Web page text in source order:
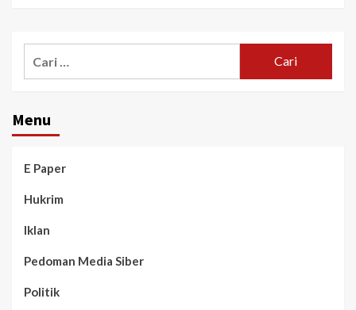
Menu
E Paper
Hukrim
Iklan
Pedoman Media Siber
Politik